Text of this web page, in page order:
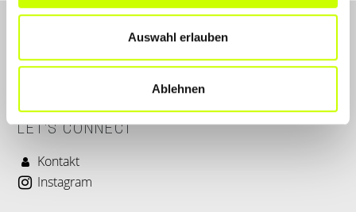
Auswahl erlauben
Ablehnen
LET'S CONNECT
Kontakt
Instagram